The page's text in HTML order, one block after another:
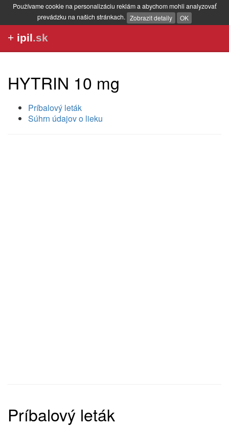
Používame cookie na personalizáciu reklám a abychom mohli analyzovať
prevádzku na našich stránkach. Zobrazit detaily OK
+ ipil.sk
HYTRIN 10 mg
Príbalový leták
Súhrn údajov o lieku
Príbalový leták